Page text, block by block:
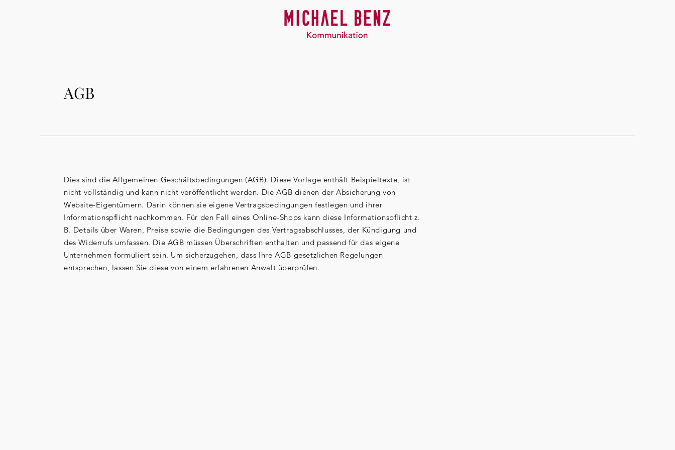
AGB
Dies sind die Allgemeinen Geschäftsbedingungen (AGB). Diese Vorlage enthält Beispieltexte, ist
nicht vollständig und kann nicht veröffentlicht werden. Die AGB dienen der Absicherung von
Website-Eigentümern. Darin können sie eigene Vertragsbedingungen festlegen und ihrer
Informationspflicht nachkommen. Für den Fall eines Online-Shops kann diese Informationspflicht z.
B. Details über Waren, Preise sowie die Bedingungen des Vertragsabschlusses, der Kündigung und
des Widerrufs umfassen. Die AGB müssen Überschriften enthalten und passend für das eigene
Unternehmen formuliert sein. Um sicherzugehen, dass Ihre AGB gesetzlichen Regelungen
entsprechen, lassen Sie diese von einem erfahrenen Anwalt überprüfen.